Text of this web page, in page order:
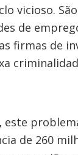
vicioso.
de
firmas de
este
de 260